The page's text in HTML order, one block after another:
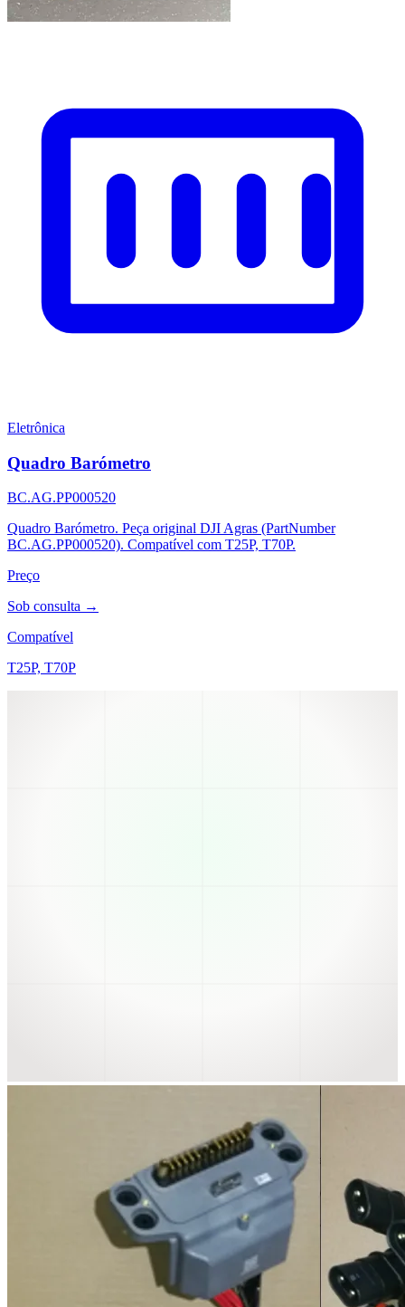
Eletrônica
Quadro Barómetro
BC.AG.PP000520
Quadro Barómetro. Peça original DJI Agras (PartNumber
BC.AG.PP000520). Compatível com T25P, T70P.
Preço
Sob consulta →
Compatível
T25P, T70P